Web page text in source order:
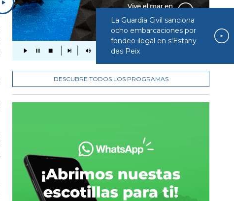
La Guardia Civil sanciona
ocho embarcaciones por
fondeo ilegal en s'Estany
des Peix
DESCUBRE TODOS LOS PROGRAMAS